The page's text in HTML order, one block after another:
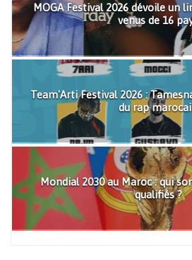
MOGA Festival 2026 dévoile un
venus de 16
Team'Arti Festival 2026 :
du rap
Mondial 2030 au Maroc : qui
qualifiés ?